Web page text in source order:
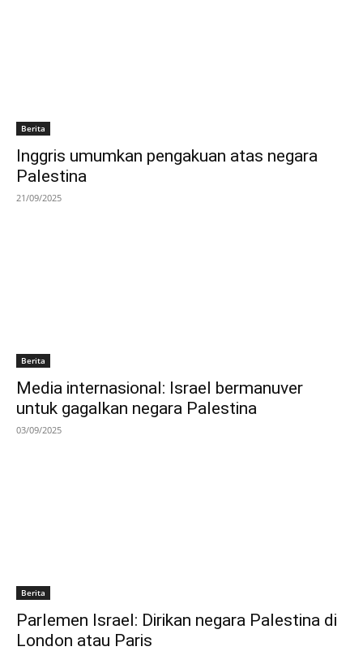
Berita
Inggris umumkan pengakuan atas negara
Palestina
21/09/2025
Berita
Media internasional: Israel bermanuver
untuk gagalkan negara Palestina
03/09/2025
Berita
Parlemen Israel: Dirikan negara Palestina di
London atau Paris